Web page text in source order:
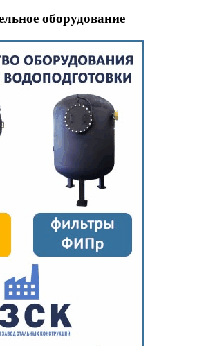
оборудование